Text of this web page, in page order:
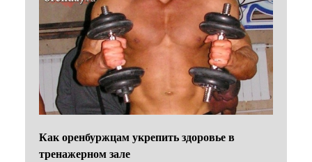
Как оренбуржцам укрепить здоровье в
тренажерном зале